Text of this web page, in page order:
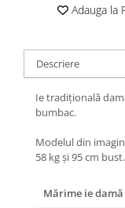
Adauga la
Descriere
Ie tradiţională
bumbac.
Modelul din
58 kg și 95 cm bust.
Mărime ie damă